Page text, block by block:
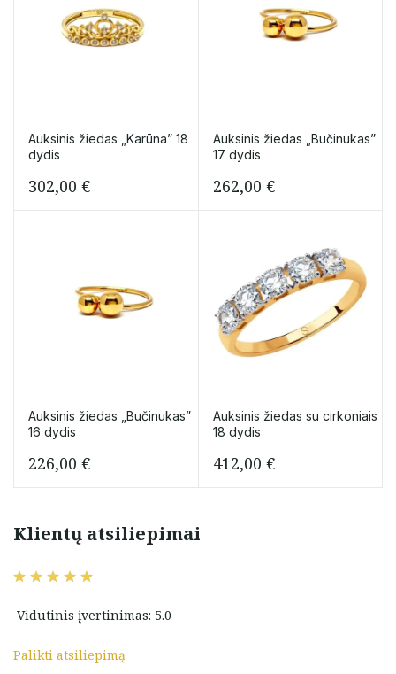
Auksinis žiedas „Karūna” 18
dydis
302,00 €
Auksinis žiedas „Bučinukas”
17 dydis
262,00 €
Auksinis žiedas „Bučinukas”
16 dydis
226,00 €
Auksinis žiedas su cirkoniais
18 dydis
412,00 €
Klientų atsiliepimai
Vidutinis įvertinimas: 5.0
Palikti atsiliepimą